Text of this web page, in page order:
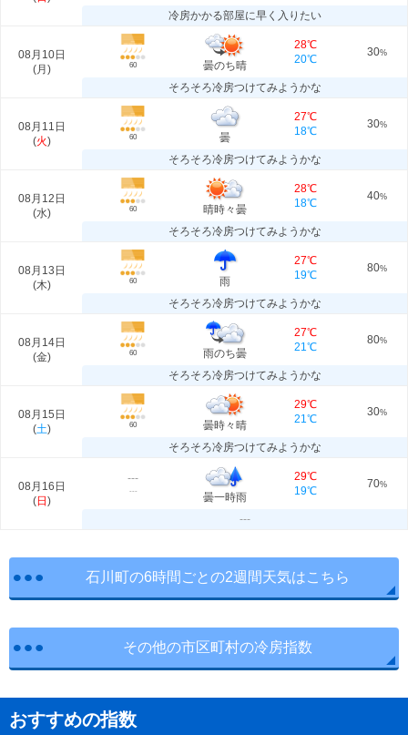
冷房かかる部屋に早く入りたい
08月10日
(月 ) 60 曇のち晴
28℃
20℃
30%
そろそろ冷房つけてみようかな
08月11日
(火) 60 曇
27℃
18℃
30%
そろそろ冷房つけてみようかな
08月12日
(水) 60 晴時々曇
28℃
18℃
40%
そろそろ冷房つけてみようかな
08月13日
(木) 60 雨
27℃
19℃
80%
そろそろ冷房つけてみようかな
08月14日
(金) 60 雨のち曇
27℃
21℃
80%
そろそろ冷房つけてみようかな
08月15日
(土) 60 曇時々晴
29℃
21℃
30%
そろそろ冷房つけてみようかな
08月16日
(日 )
---
---
曇一時雨
29℃
19℃
70%
---
石川町の6時間ごとの2週間天気はこちら
その他の市区町村の冷房指数
おすすめの指数